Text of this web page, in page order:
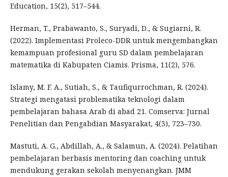
Education, 15(2), 517–544.
Herman, T., Prabawanto, S., Suryadi, D., & Sugiarni, R.
(2022). Implementasi Proleco-DDR untuk mengembangkan
kemampuan profesional guru SD dalam pembelajaran
matematika di Kabupaten Ciamis. Prisma, 11(2), 576.
Islamy, M. F. A., Sutiah, S., & Taufiqurrochman, R. (2024).
Strategi mengatasi problematika teknologi dalam
pembelajaran bahasa Arab di abad 21. Comserva: Jurnal
Penelitian dan Pengabdian Masyarakat, 4(3), 723–730.
Mastuti, A. G., Abdillah, A., & Salamun, A. (2024). Pelatihan
pembelajaran berbasis mentoring dan coaching untuk
mendukung gerakan sekolah menyenangkan. JMM